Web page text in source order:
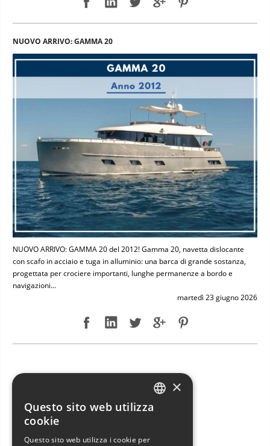
NUOVO ARRIVO: GAMMA 20
NUOVO ARRIVO: GAMMA 20 del 2012! Gamma 20, navetta dislocante
con scafo in acciaio e tuga in alluminio: una barca di grande sostanza,
progettata per crociere importanti, lunghe permanenze a bordo e
navigazioni...
martedì 23 giugno 2026
×
Questo sito web utilizza
cookie
Questo sito web utilizza i cookie per